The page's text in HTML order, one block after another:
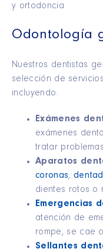
y ortodoncia.
Odontología
Nuestros dentistas
selección de
incluyendo:
Exámenes
exámenes
tratar
Aparatos
coronas,
dientes rotos o
Emergencias
atención de
rompe, se cae
Sellantes